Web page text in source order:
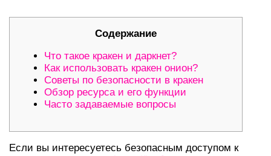
Содержание
Что такое кракен и даркнет?
Как использовать кракен онион?
Советы по безопасности в кракен
Обзор ресурса и его функции
Часто задаваемые вопросы
Если вы интересуетесь безопасным доступом к